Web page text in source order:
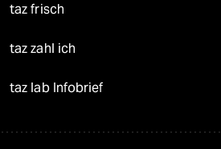
taz frisch
taz zahl ich
taz lab Infobrief